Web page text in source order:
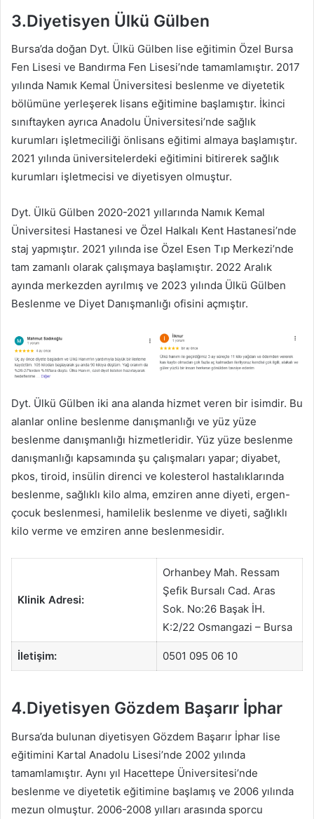
3.Diyetisyen Ülkü Gülben
Bursa’da doğan Dyt. Ülkü Gülben lise eğitimin Özel Bursa
Fen Lisesi ve Bandırma Fen Lisesi’nde tamamlamıştır. 2017
yılında Namık Kemal Üniversitesi beslenme ve diyetetik
bölümüne yerleşerek lisans eğitimine başlamıştır. İkinci
sınıftayken ayrıca Anadolu Üniversitesi’nde sağlık
kurumları işletmeciliği önlisans eğitimi almaya başlamıştır.
2021 yılında üniversitelerdeki eğitimini bitirerek sağlık
kurumları işletmecisi ve diyetisyen olmuştur.
Dyt. Ülkü Gülben 2020-2021 yıllarında Namık Kemal
Üniversitesi Hastanesi ve Özel Halkalı Kent Hastanesi’nde
staj yapmıştır. 2021 yılında ise Özel Esen Tıp Merkezi’nde
tam zamanlı olarak çalışmaya başlamıştır. 2022 Aralık
ayında merkezden ayrılmış ve 2023 yılında Ülkü Gülben
Beslenme ve Diyet Danışmanlığı ofisini açmıştır.
Dyt. Ülkü Gülben iki ana alanda hizmet veren bir isimdir. Bu
alanlar online beslenme danışmanlığı ve yüz yüze
beslenme danışmanlığı hizmetleridir. Yüz yüze beslenme
danışmanlığı kapsamında şu çalışmaları yapar; diyabet,
pkos, tiroid, insülin direnci ve kolesterol hastalıklarında
beslenme, sağlıklı kilo alma, emziren anne diyeti, ergen-
çocuk beslenmesi, hamilelik beslenme ve diyeti, sağlıklı
kilo verme ve emziren anne beslenmesidir.
Klinik Adresi:
Orhanbey Mah. Ressam
Şefik Bursalı Cad. Aras
Sok. No:26 Başak İH.
K:2/22 Osmangazi – Bursa
İletişim: 0501 095 06 10
4.Diyetisyen Gözdem Başarır İphar
Bursa’da bulunan diyetisyen Gözdem Başarır İphar lise
eğitimini Kartal Anadolu Lisesi’nde 2002 yılında
tamamlamıştır. Aynı yıl Hacettepe Üniversitesi’nde
beslenme ve diyetetik eğitimine başlamış ve 2006 yılında
mezun olmuştur. 2006-2008 yılları arasında sporcu